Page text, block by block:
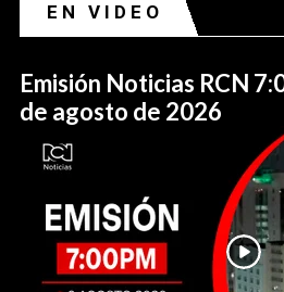
EN VIDEO
Emisión Noticias RCN
de agosto de 2026